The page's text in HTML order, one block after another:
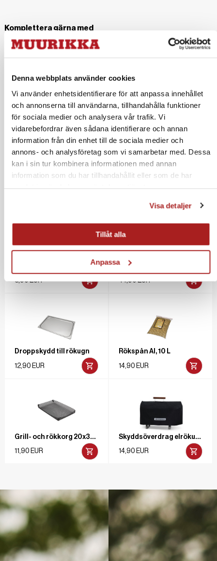
Denna webbplats använder cookies
Vi använder enhetsidentifierare för att anpassa innehållet
och annonserna till användarna, tillhandahålla funktioner
för sociala medier och analysera vår trafik. Vi
vidarebefordrar även sådana identifierare och annan
information från din enhet till de sociala medier och
annons- och analysföretag som vi samarbetar med. Dessa
kan i sin tur kombinera informationen med annan
information som du har tillhandahållit eller som de har
Visa detaljer
Tillåt alla
Anpassa
Komplettera gärna med
Rökspån, Äpple 500 g
8,90 EUR
Rökspån, Hickory 500 g
8,90 EUR
3,90 EUR
Stektermometer trådlös
44,90 EUR
Droppskydd till rökugn
12,90 EUR
Rökspån Al, 10 L
14,90 EUR
Grill- och rökkorg 20x32 cm
11,90 EUR
Skyddsöverdrag elrökugn 1100W Pro
14,90 EUR